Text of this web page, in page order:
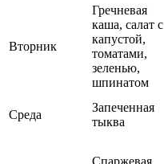
Вторник
Гречневая
каша, салат с
капустой,
томатами,
зеленью,
шпинатом
Среда
Запеченная
тыква
Спаржевая